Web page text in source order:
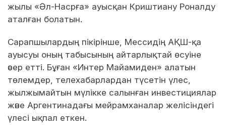
жылы «Әл-Насрға» ауысқан Криштиану Роналду
аталған болатын.
Сарапшылардың пікірінше, Мессидің АҚШ-қа
ауысуы оның табысының айтарлықтай өсуіне
әсер етті. Бұған «Интер Майамиден» алатын
төлемдер, телехабарлардан түсетін үлес,
жылжымайтын мүлікке салынған инвестициялар
және Аргентинадағы мейрамханалар желісіндегі
үлесі ықпал еткен.